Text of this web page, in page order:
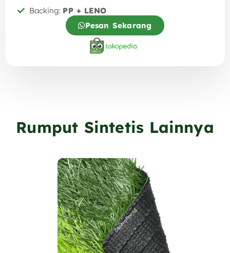
Backing: PP + LENO
Pesan Sekarang
Rumput Sintetis Lainnya